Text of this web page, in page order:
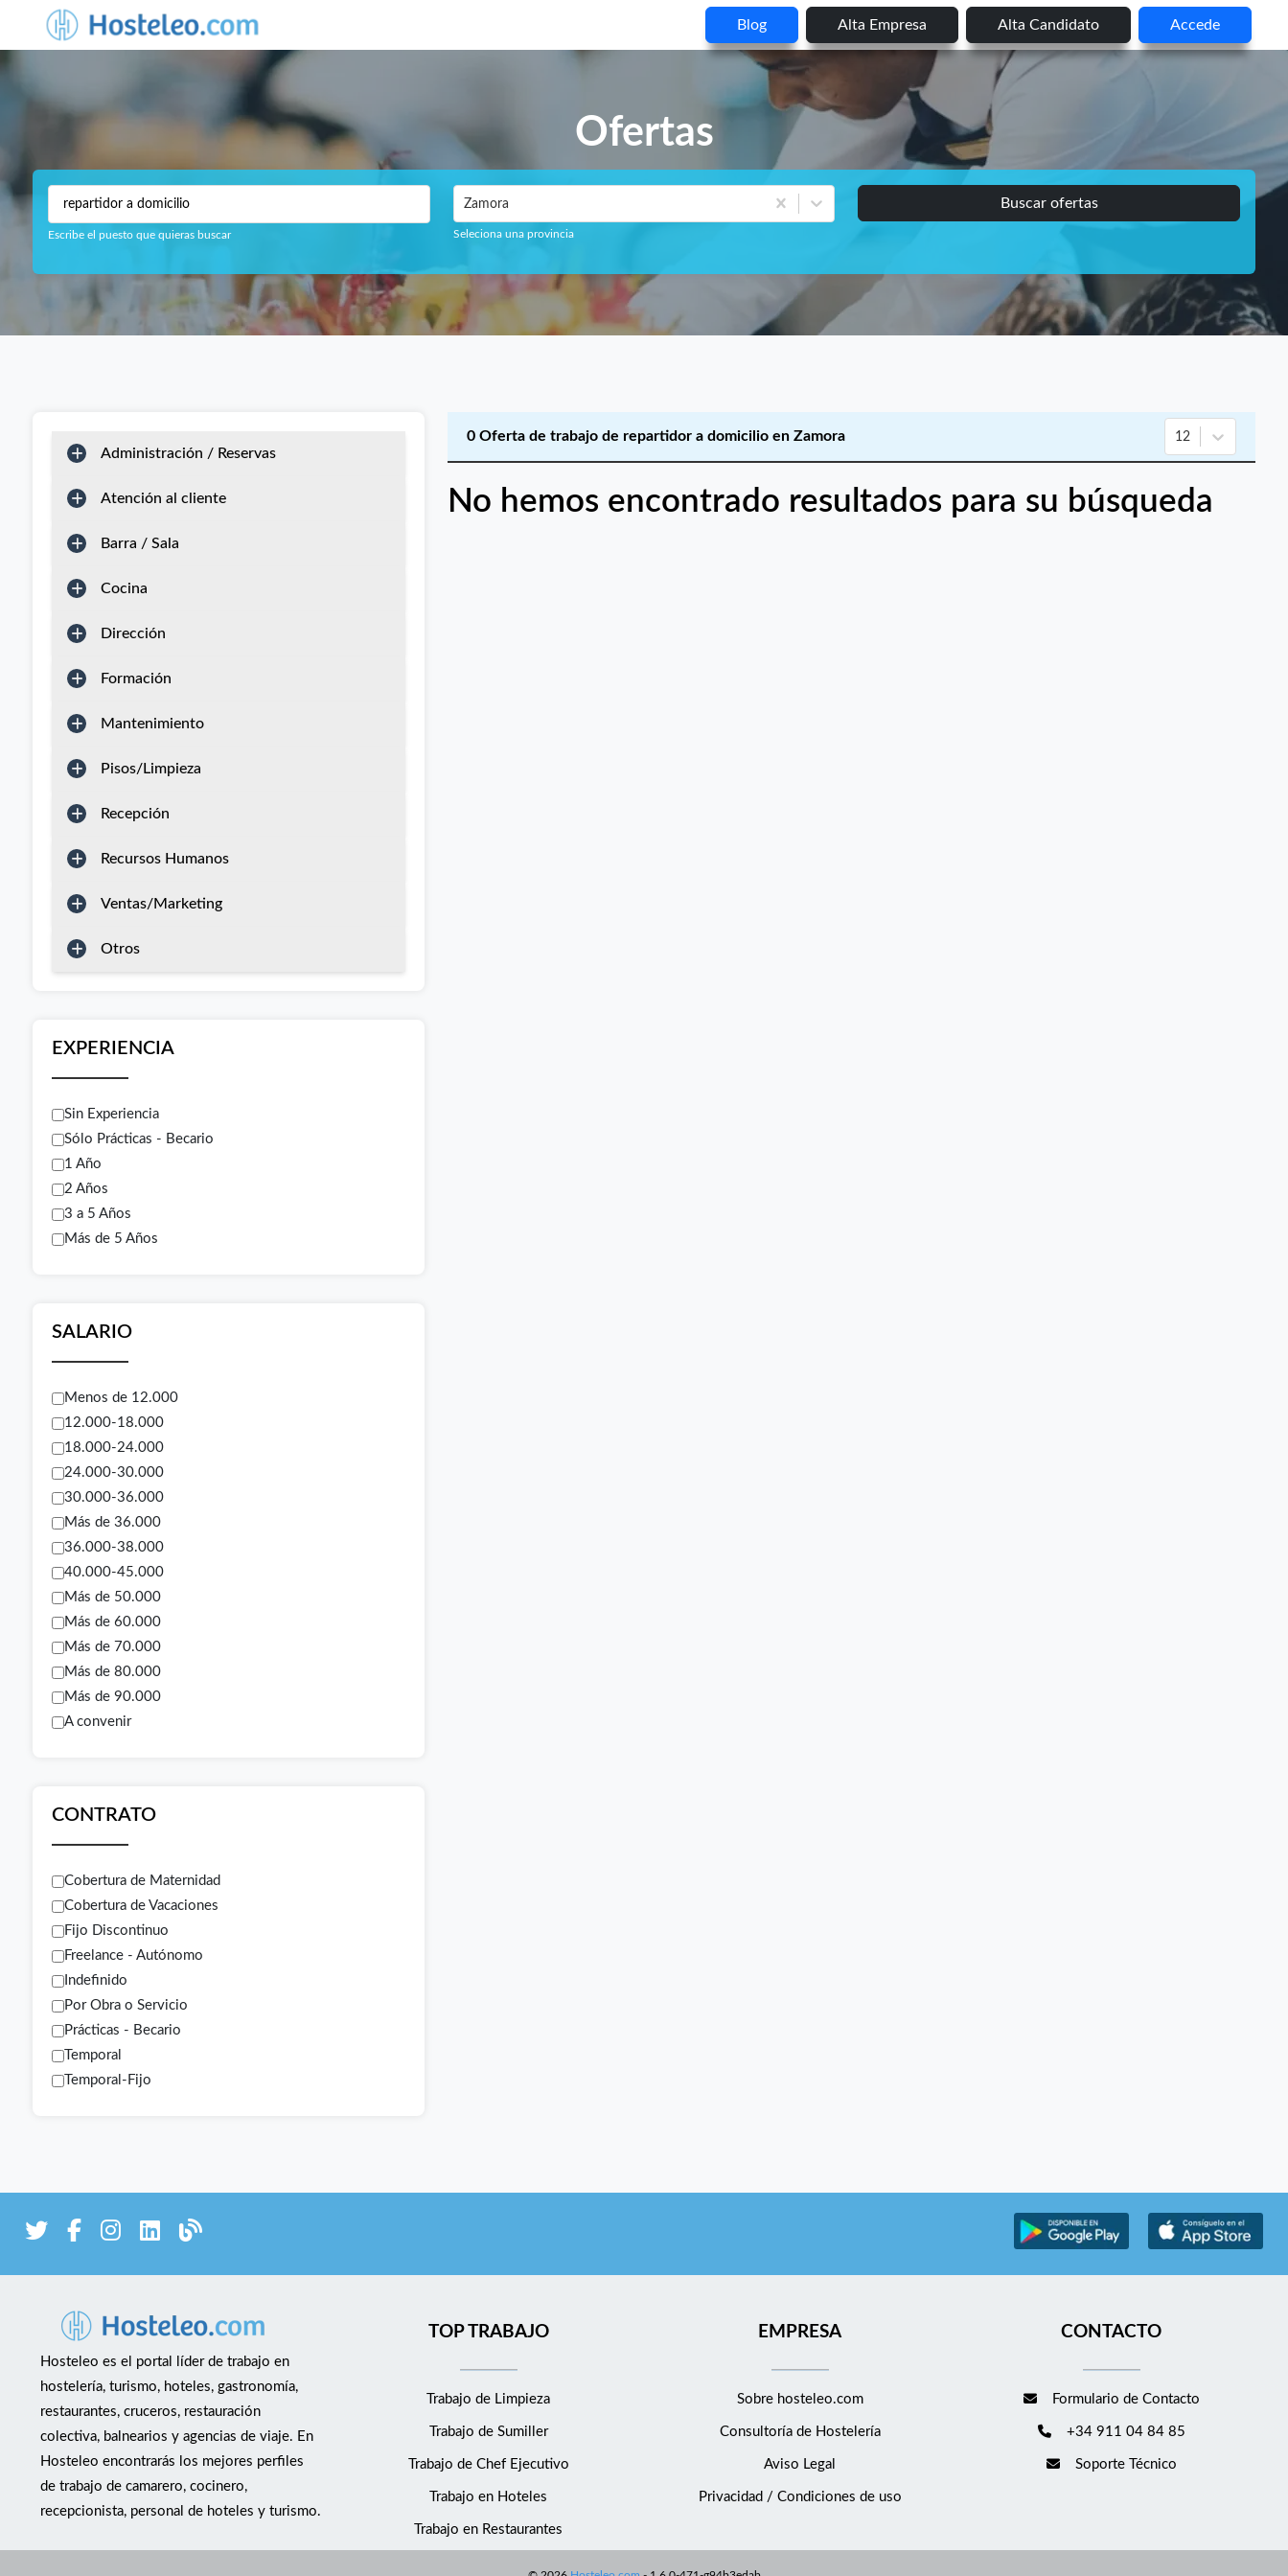
Blog Alta Empresa Alta Candidato Accede
Ofertas
Escribe el puesto que quieras buscar
Zamora
Seleciona una provincia
Buscar ofertas
Administración / Reservas
Atención al cliente
Barra / Sala
Cocina
Dirección
Formación
Mantenimiento
Pisos/Limpieza
Recepción
Recursos Humanos
Ventas/Marketing
Otros
EXPERIENCIA
Sin Experiencia
Sólo Prácticas - Becario
1 Año
2 Años
3 a 5 Años
Más de 5 Años
SALARIO
Menos de 12.000
12.000-18.000
18.000-24.000
24.000-30.000
30.000-36.000
Más de 36.000
36.000-38.000
40.000-45.000
Más de 50.000
Más de 60.000
Más de 70.000
Más de 80.000
Más de 90.000
A convenir
CONTRATO
Cobertura de Maternidad
Cobertura de Vacaciones
Fijo Discontinuo
Freelance - Autónomo
Indefinido
Por Obra o Servicio
Prácticas - Becario
Temporal
Temporal-Fijo
0 Oferta de trabajo de repartidor a domicilio en Zamora 12
No hemos encontrado resultados para su búsqueda
Hosteleo es el portal líder de trabajo en
hostelería, turismo, hoteles, gastronomía,
restaurantes, cruceros, restauración
colectiva, balnearios y agencias de viaje. En
Hosteleo encontrarás los mejores perfiles
de trabajo de camarero, cocinero,
recepcionista, personal de hoteles y turismo.
TOP TRABAJO
Trabajo de Limpieza
Trabajo de Sumiller
Trabajo de Chef Ejecutivo
Trabajo en Hoteles
Trabajo en Restaurantes
EMPRESA
Sobre hosteleo.com
Consultoría de Hostelería
Aviso Legal
Privacidad / Condiciones de uso
CONTACTO
Formulario de Contacto
+34 911 04 84 85
Soporte Técnico